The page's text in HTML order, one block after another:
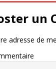
un
adresse de